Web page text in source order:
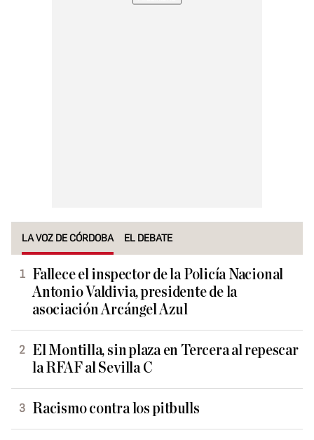
LA VOZ DE CÓRDOBA EL DEBATE
Fallece el inspector de la Policía Nacional
Antonio Valdivia, presidente de la
asociación Arcángel Azul
El Montilla, sin plaza en Tercera al repescar
la RFAF al Sevilla C
Racismo contra los pitbulls